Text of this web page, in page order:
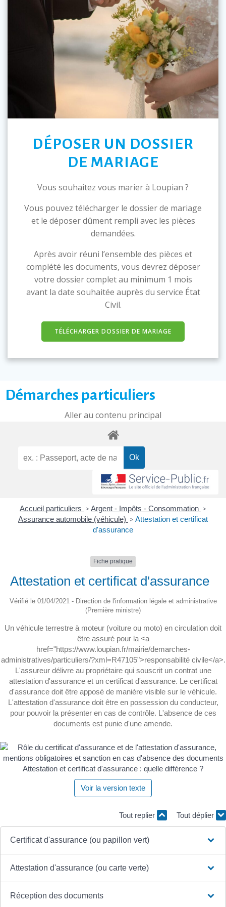
DÉPOSER UN DOSSIER
DE MARIAGE
Vous souhaitez vous marier à Loupian ?
Vous pouvez télécharger le dossier de mariage
et le déposer dûment rempli avec les pièces
demandées.
Après avoir réuni l’ensemble des pièces et
complété les documents, vous devrez déposer
votre dossier complet au minimum 1 mois
avant la date souhaitée auprès du service État
Civil.
TÉLÉCHARGER DOSSIER DE MARIAGE
Démarches particuliers
Aller au contenu principal
Accueil particuliers > Argent - Impôts - Consommation >
Assurance automobile (véhicule) > Attestation et certificat
d'assurance
Fiche pratique
Attestation et certificat d'assurance
Vérifié le 01/04/2021 - Direction de l'information légale et administrative
(Première ministre)
Un véhicule terrestre à moteur (voiture ou moto) en circulation doit
être assuré pour la <a
href="https://www.loupian.fr/mairie/demarches-
administratives/particuliers/?xml=R47105">responsabilité civile</a>.
L'assureur délivre au propriétaire qui souscrit un contrat une
attestation d'assurance et un certificat d'assurance. Le certificat
d'assurance doit être apposé de manière visible sur le véhicule.
L'attestation d'assurance doit être en possession du conducteur,
pour pouvoir la présenter en cas de contrôle. L'absence de ces
documents est punie d'une amende.
Attestation et certificat d'assurance : quelle différence ?
Voir la version texte
Tout replier Tout déplier
Certificat d'assurance (ou papillon vert)
Attestation d'assurance (ou carte verte)
Réception des documents